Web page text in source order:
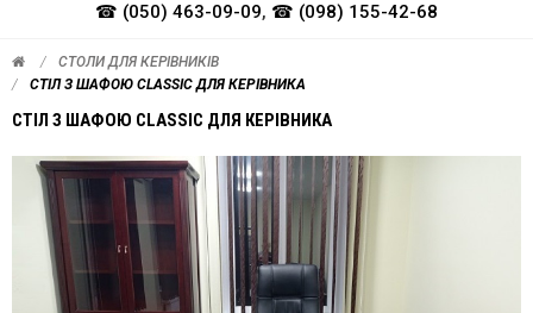
☎ (050) 463-09-09, ☎ (098) 155-42-68
СТОЛИ ДЛЯ КЕРІВНИКІВ
СТІЛ З ШАФОЮ CLASSIC ДЛЯ КЕРІВНИКА
СТІЛ З ШАФОЮ CLASSIC ДЛЯ КЕРІВНИКА